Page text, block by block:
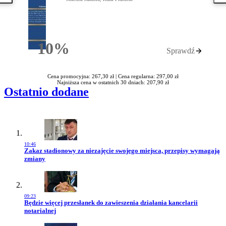
10%Rabatu Sprawdź
Cena promocyjna: 267,30 zł | Cena regularna: 297,00 zł
Najniższa cena w ostatnich 30 dniach: 207,90 zł
Ostatnio dodane
10:46
Przejdź do artykułu:
Zakaz stadionowy za niezajęcie swojego miejsca, przepisy wymagają
zmiany
09:23
Przejdź do artykułu:
Będzie więcej przesłanek do zawieszenia działania kancelarii
notarialnej